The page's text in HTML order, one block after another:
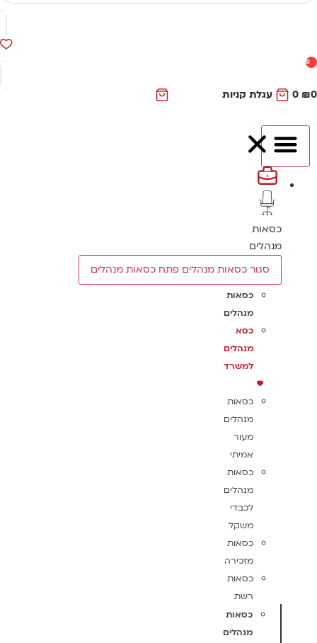
0
₪
0 עגלת קניות
כסאות
מנהלים
סגור כסאות מנהלים פתח כסאות מנהלים
כסאות
מנהלים
כסא
מנהלים
למשרד
כסאות
מנהלים
מעור
אמיתי
כסאות
מנהלים
לכבדי
משקל
כסאות
מזכירה
כסאות
רשת
כסאות
מנהלים